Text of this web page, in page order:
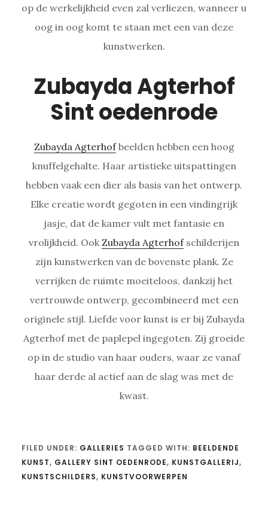
op de werkelijkheid even zal verliezen, wanneer u
oog in oog komt te staan met een van deze
kunstwerken.
Zubayda Agterhof
Sint oedenrode
Zubayda Agterhofbeelden hebben een hoog
knuffelgehalte. Haar artistieke uitspattingen
hebben vaak een dier als basis van het ontwerp.
Elke creatie wordt gegoten in een vindingrijk
jasje, dat de kamer vult met fantasie en
vrolijkheid. Ook Zubayda Agterhofschilderijen
zijn kunstwerken van de bovenste plank. Ze
verrijken de ruimte moeiteloos, dankzij het
vertrouwde ontwerp, gecombineerd met een
originele stijl. Liefde voor kunst is er bij Zubayda
Agterhof met de paplepel ingegoten. Zij groeide
op in de studio van haar ouders, waar ze vanaf
haar derde al actief aan de slag was met de
kwast.
FILED UNDER: GALLERIES TAGGED WITH: BEELDENDE
KUNST, GALLERY SINT OEDENRODE, KUNSTGALLERIJ,
KUNSTSCHILDERS, KUNSTVOORWERPEN